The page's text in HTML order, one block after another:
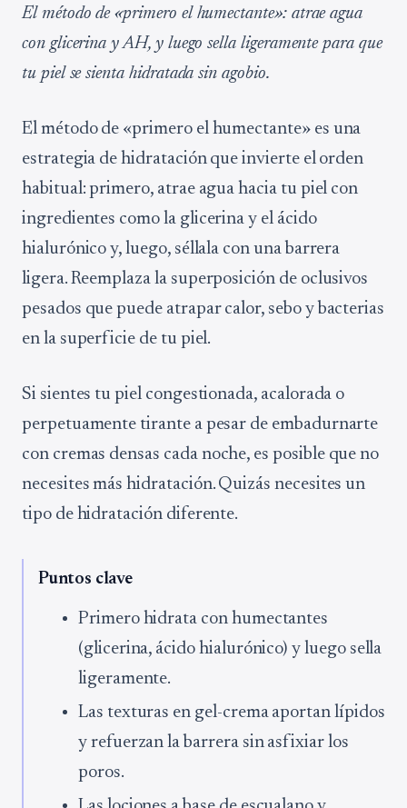
El método de «primero el humectante»: atrae agua
con glicerina y AH, y luego sella ligeramente para que
tu piel se sienta hidratada sin agobio.
El método de «primero el humectante» es una
estrategia de hidratación que invierte el orden
habitual: primero, atrae agua hacia tu piel con
ingredientes como la glicerina y el ácido
hialurónico y, luego, séllala con una barrera
ligera. Reemplaza la superposición de oclusivos
pesados que puede atrapar calor, sebo y bacterias
en la superficie de tu piel.
Si sientes tu piel congestionada, acalorada o
perpetuamente tirante a pesar de embadurnarte
con cremas densas cada noche, es posible que no
necesites más hidratación. Quizás necesites un
tipo de hidratación diferente.
Puntos clave
Primero hidrata con humectantes
(glicerina, ácido hialurónico) y luego sella
ligeramente.
Las texturas en gel-crema aportan lípidos
y refuerzan la barrera sin asfixiar los
poros.